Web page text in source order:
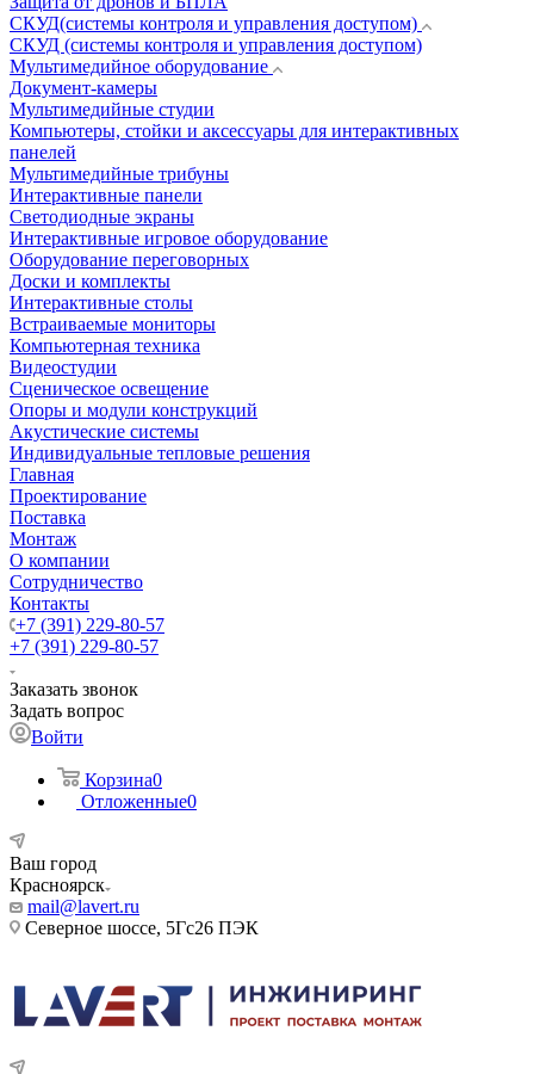
СКУД(системы контроля и управления доступом)
СКУД (системы контроля и управления доступом)
Мультимедийное оборудование
Документ-камеры
Мультимедийные студии
Компьютеры, стойки и аксессуары для интерактивных
панелей
Мультимедийные трибуны
Интерактивные панели
Светодиодные экраны
Интерактивные игровое оборудование
Оборудование переговорных
Доски и комплекты
Интерактивные столы
Встраиваемые мониторы
Компьютерная техника
Видеостудии
Cценическое освещение
Опоры и модули конструкций
Акустические системы
Индивидуальные тепловые решения
Главная
Проектирование
Поставка
Монтаж
О компании
Сотрудничество
Контакты
+7 (391) 229-80-57
+7 (391) 229-80-57
Заказать звонок
Задать вопрос
Войти
Корзина0
Отложенные0
Ваш город
Красноярск
mail@lavert.ru
Северное шоссе, 5Гс26 ПЭК